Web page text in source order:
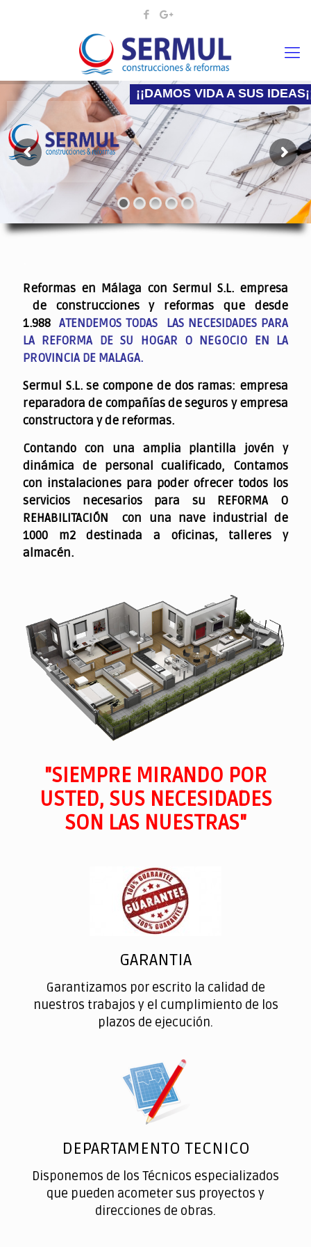
¡¡DAMOS VIDA A SUS
Nadie mejor que nosotros para hacer la reforma
Reformas en Málaga con Sermul S.L. empresa
de construcciones y reformas que desde
1.988ATENDEMOS TODAS LAS NECESIDADES PARA
LA REFORMA DE SU HOGAR O NEGOCIO EN LA
PROVINCIA DE MALAGA.
Sermul S.L. se compone de dos ramas: empresa
reparadora de compañías de seguros y empresa
constructora y de reformas.
Contando con una amplia plantilla jovén y
dinámica de personal cualificado, Contamos
con instalaciones para poder ofrecer todos los
servicios necesarios para su REFORMA O
REHABILITACIÓN con una nave industrial de
1000 m2 destinada a oficinas, talleres y
almacén.
"SIEMPRE MIRANDO POR
USTED, SUS NECESIDADES
SON LAS NUESTRAS"
GARANTIA
Garantizamos por escrito la calidad de
nuestros trabajos y el cumplimiento de los
plazos de ejecución.
DEPARTAMENTO TECNICO
Disponemos de los Técnicos especializados
que pueden acometer sus proyectos y
direcciones de obras.